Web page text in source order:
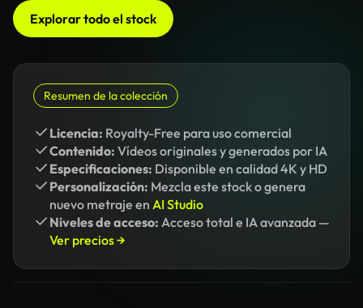
Explorar todo el stock
Resumen de la colección
Licencia: Royalty-Free para uso comercial
Contenido: Vídeos originales y generados por IA
Especificaciones: Disponible en calidad 4K y HD
Personalización: Mezcla este stock o genera
nuevo metraje en AI Studio
Niveles de acceso: Acceso total e IA avanzada —
Ver precios →